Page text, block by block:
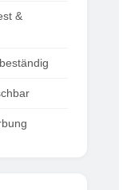
&